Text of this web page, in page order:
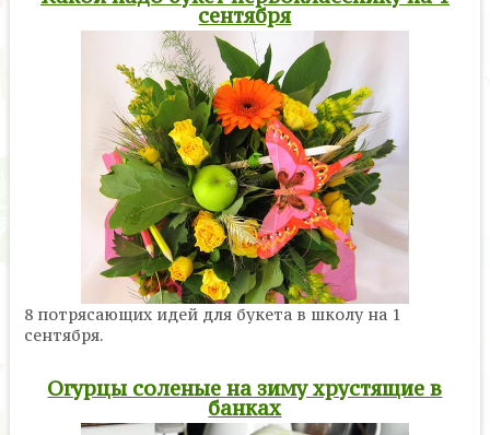
сентября
8 потрясающих идей для букета в школу на 1
сентября.
Огурцы соленые на зиму хрустящие в
банках